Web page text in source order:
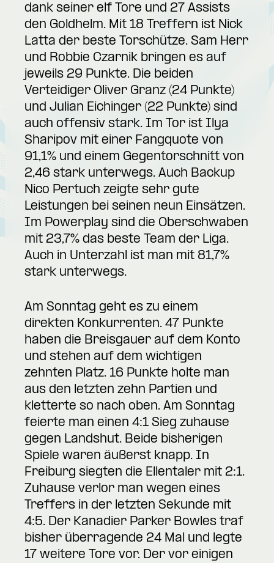
dank seiner elf Tore und 27 Assists
den Goldhelm. Mit 18 Treffern ist Nick
Latta der beste Torschütze. Sam Herr
und Robbie Czarnik bringen es auf
jeweils 29 Punkte. Die beiden
Verteidiger Oliver Granz (24 Punkte)
und Julian Eichinger (22 Punkte) sind
auch offensiv stark. Im Tor ist Ilya
Sharipov mit einer Fangquote von
91,1% und einem Gegentorschnitt von
2,46 stark unterwegs. Auch Backup
Nico Pertuch zeigte sehr gute
Leistungen bei seinen neun Einsätzen.
Im Powerplay sind die Oberschwaben
mit 23,7% das beste Team der Liga.
Auch in Unterzahl ist man mit 81,7%
stark unterwegs.
Am Sonntag geht es zu einem
direkten Konkurrenten. 47 Punkte
haben die Breisgauer auf dem Konto
und stehen auf dem wichtigen
zehnten Platz. 16 Punkte holte man
aus den letzten zehn Partien und
kletterte so nach oben. Am Sonntag
feierte man einen 4:1 Sieg zuhause
gegen Landshut. Beide bisherigen
Spiele waren äußerst knapp. In
Freiburg siegten die Ellentaler mit 2:1.
Zuhause verlor man wegen eines
Treffers in der letzten Sekunde mit
4:5. Der Kanadier Parker Bowles traf
bisher überragende 24 Mal und legte
17 weitere Tore vor. Der vor einigen